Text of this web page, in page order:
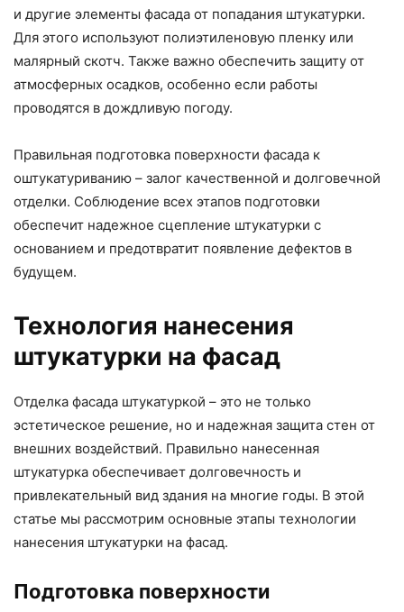
и другие элементы фасада от попадания штукатурки.
Для этого используют полиэтиленовую пленку или
малярный скотч. Также важно обеспечить защиту от
атмосферных осадков, особенно если работы
проводятся в дождливую погоду.
Правильная подготовка поверхности фасада к
оштукатуриванию – залог качественной и долговечной
отделки. Соблюдение всех этапов подготовки
обеспечит надежное сцепление штукатурки с
основанием и предотвратит появление дефектов в
будущем.
Технология нанесения
штукатурки на фасад
Отделка фасада штукатуркой – это не только
эстетическое решение, но и надежная защита стен от
внешних воздействий. Правильно нанесенная
штукатурка обеспечивает долговечность и
привлекательный вид здания на многие годы. В этой
статье мы рассмотрим основные этапы технологии
нанесения штукатурки на фасад.
Подготовка поверхности